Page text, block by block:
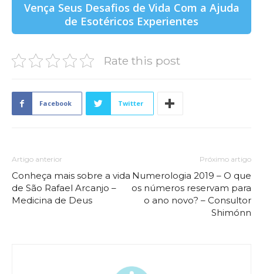
Vença Seus Desafios de Vida Com a Ajuda
de Esotéricos Experientes
Rate this post
Facebook Twitter
Artigo anterior
Conheça mais sobre a vida
de São Rafael Arcanjo –
Medicina de Deus
Próximo artigo
Numerologia 2019 – O que
os números reservam para
o ano novo? – Consultor
Shimónn